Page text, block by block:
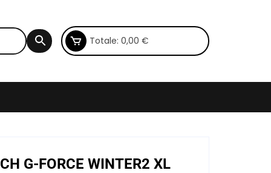
Totale: 0,00 €
G-FORCE WINTER2 XL